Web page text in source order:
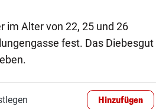
im Alter von 22, 25 und 26
fest. Das Diebesgut
Hinzufügen